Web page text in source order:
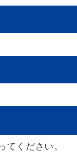
てください。